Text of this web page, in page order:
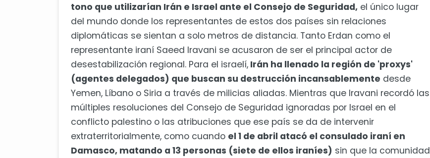
tono que utilizarían Irán e Israel ante el Consejo de Seguridad, el único lugar
del mundo donde los representantes de estos dos países sin relaciones
diplomáticas se sientan a solo metros de distancia. Tanto Erdan como el
representante iraní Saeed Iravani se acusaron de ser el principal actor de
desestabilización regional. Para el israelí, Irán ha llenado la región de 'proxys'
(agentes delegados) que buscan su destrucción incansablemente desde
Yemen, Líbano o Siria a través de milicias aliadas. Mientras que Iravani recordó las
múltiples resoluciones del Consejo de Seguridad ignoradas por Israel en el
conflicto palestino o las atribuciones que ese país se da de intervenir
extraterritorialmente, como cuando el 1 de abril atacó el consulado iraní en
Damasco, matando a 13 personas (siete de ellos iraníes) sin que la comunidad